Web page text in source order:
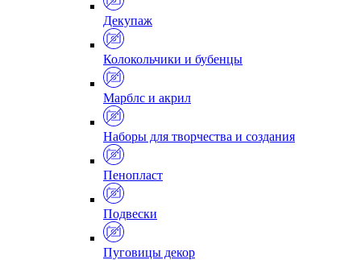
Декупаж
Колокольчики и бубенцы
Марблс и акрил
Наборы для творчества и создания
Пенопласт
Подвески
Пуговицы декор